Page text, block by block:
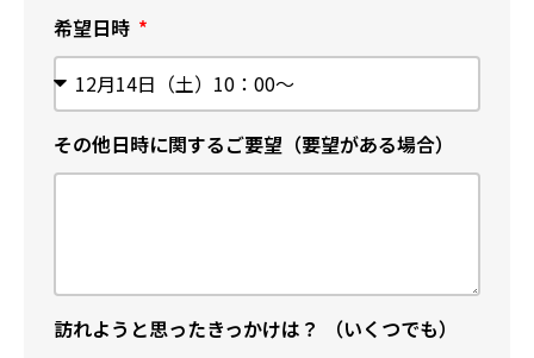
希望日時
その他日時に関するご要望（要望がある場合）
訪れようと思ったきっかけは？ （いくつでも）